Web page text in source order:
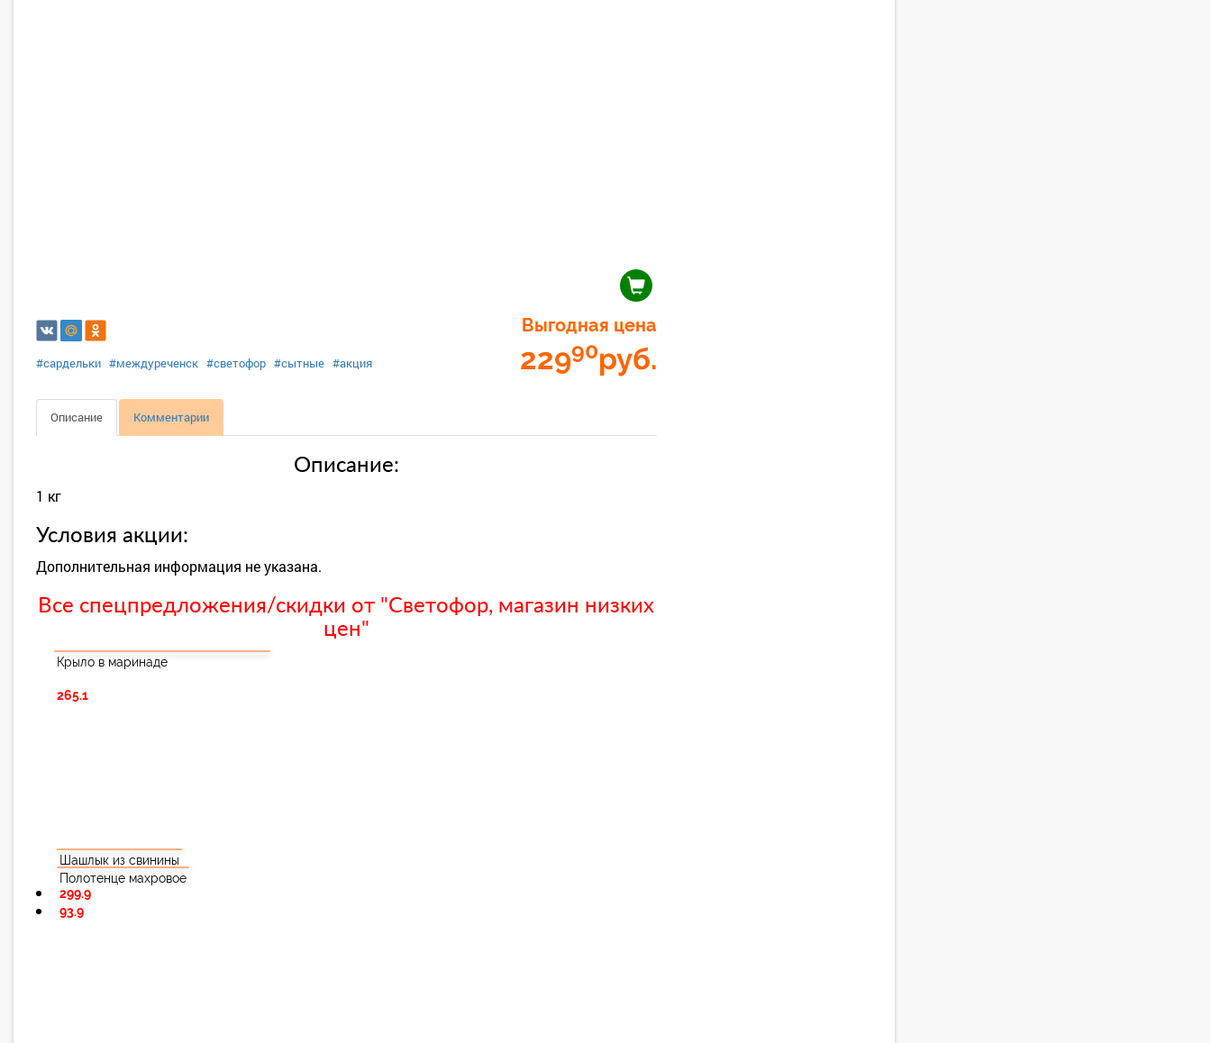
Выгодная цена
22990руб.
#сардельки #междуреченск #светофор #сытные #акция
Описание Комментарии
Описание:
1 кг
Условия акции:
Дополнительная информация не указана.
Все спецпредложения/скидки от "Светофор, магазин низких
цен"
Крыло в маринаде
265.1
Шашлык из свинины
299.9
Полотенце махровое
93.9